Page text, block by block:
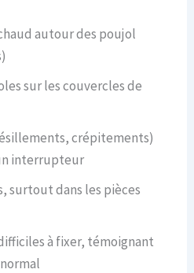
autour des poujol
sur les couvercles de
crépitements)
interrupteur
surtout dans les pièces
à fixer, témoignant